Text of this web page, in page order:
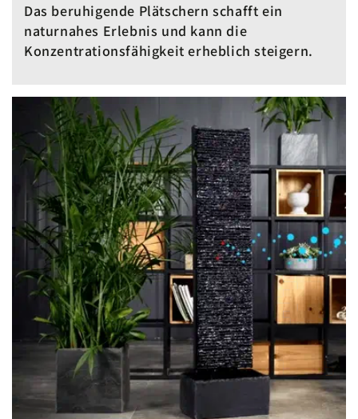
Das beruhigende Plätschern schafft ein
naturnahes Erlebnis und kann die
Konzentrationsfähigkeit erheblich steigern.